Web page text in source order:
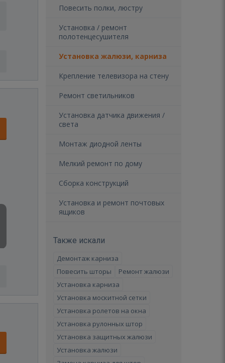
Повесить полки, люстру
Установка / ремонт
полотенцесушителя
Установка жалюзи, карниза
Крепление телевизора на стену
Ремонт светильников
Установка датчика движения /
света
Монтаж диодной ленты
Мелкий ремонт по дому
Сборка конструкций
Установка и ремонт почтовых
ящиков
Также искали
Демонтаж карниза
Повесить шторы
Ремонт жалюзи
Установка карниза
Установка москитной сетки
Установка ролетов на окна
Установка рулонных штор
Установка защитных жалюзи
Установка жалюзи